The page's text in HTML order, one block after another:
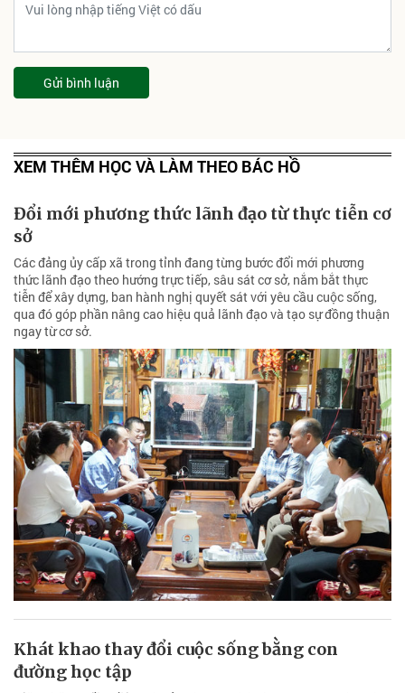
Gửi bình luận
XEM THÊM HỌC VÀ LÀM THEO BÁC HỒ
Đổi mới phương thức lãnh đạo từ thực tiễn cơ
sở
Các đảng ủy cấp xã trong tỉnh đang từng bước đổi mới phương
thức lãnh đạo theo hướng trực tiếp, sâu sát cơ sở, nắm bắt thực
tiễn để xây dựng, ban hành nghị quyết sát với yêu cầu cuộc sống,
qua đó góp phần nâng cao hiệu quả lãnh đạo và tạo sự đồng thuận
ngay từ cơ sở.
Khát khao thay đổi cuộc sống bằng con
đường học tập